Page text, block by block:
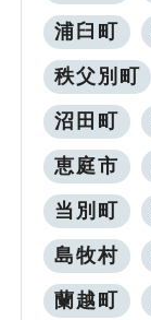
浦臼町
秩父別町
沼田町
恵庭市
当別町
島牧村
蘭越町